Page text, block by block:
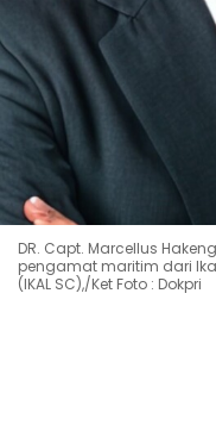
DR. Capt. Marcellus
pengamat maritim dari
(IKAL SC),/Ket Foto : Dokpri